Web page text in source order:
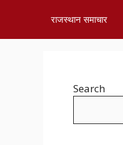
राजस्थान समाचार
Search